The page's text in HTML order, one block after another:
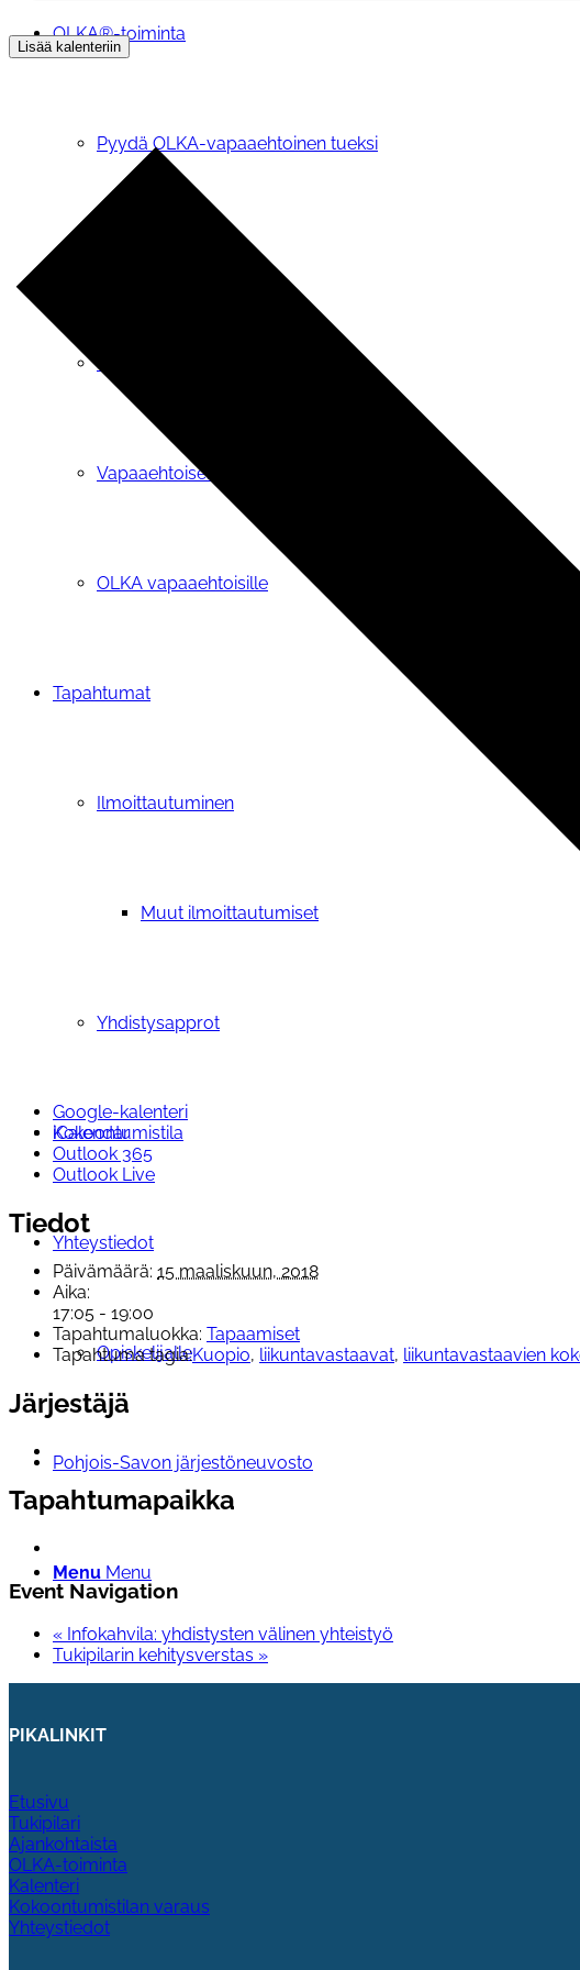
OLKA®-toiminta
Pyydä OLKA-vapaaehtoinen tueksi
OLKA® -teemapäivät
Vapaaehtoiseksi tai vertaistukijaksi OLKAan
OLKA vapaaehtoisille
Tapahtumat
Ilmoittautuminen
Muut ilmoittautumiset
Yhdistysapprot
Kokoontumistila
Yhteystiedot
Opiskelijalle
Pohjois-Savon järjestöneuvosto
Menu Menu
Lisää kalenteriin
Google-kalenteri
iCalendar
Outlook 365
Outlook Live
Tiedot
Päivämäärä: 15 maaliskuun, 2018
Aika:
17:05 - 19:00
Tapahtumaluokka: Tapaamiset
Tapahtuma tagia:Kuopio, liikuntavastaavat, liikuntavastaavien
Järjestäjä
Tapahtumapaikka
Event Navigation
« Infokahvila: yhdistysten välinen yhteistyö
Tukipilarin kehitysverstas »
PIKALINKIT
Etusivu
Tukipilari
Ajankohtaista
OLKA-toiminta
Kalenteri
Kokoontumistilan varaus
Yhteystiedot